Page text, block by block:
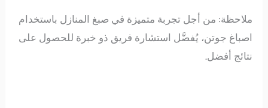
ملاحظة: من أجل تجربة متميزة في صبغ المنازل باستخدام
اصباغ جوتن، يُفضَّل استشارة فريق ذو خبرة للحصول على
نتائج أفضل.